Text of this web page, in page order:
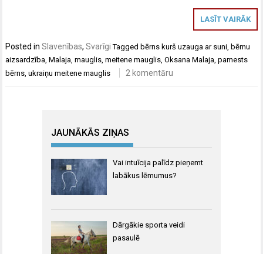
LASĪT VAIRĀK
Posted inSlavenības,Svarīgi Tagged bērns kurš uzauga ar suni, bērnu
aizsardzība,Malaja,mauglis,meitene mauglis,Oksana Malaja,pamests
bērns,ukraiņu meitene mauglis 2 komentāru
JAUNĀKĀS ZIŅAS
Vai intuīcija palīdz pieņemt
labākus lēmumus?
Dārgākie sporta veidi
pasaulē